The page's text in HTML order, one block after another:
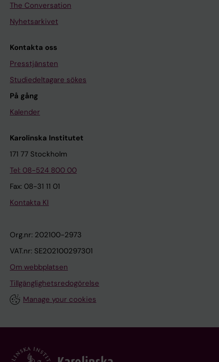
The Conversation
Nyhetsarkivet
Kontakta oss
Presstjänsten
Studiedeltagare sökes
På gång
Kalender
Karolinska Institutet
171 77 Stockholm
Tel: 08-524 800 00
Fax: 08-31 11 01
Kontakta KI
Org.nr: 202100-2973
VAT.nr: SE202100297301
Om webbplatsen
Tillgänglighetsredogörelse
Manage your cookies